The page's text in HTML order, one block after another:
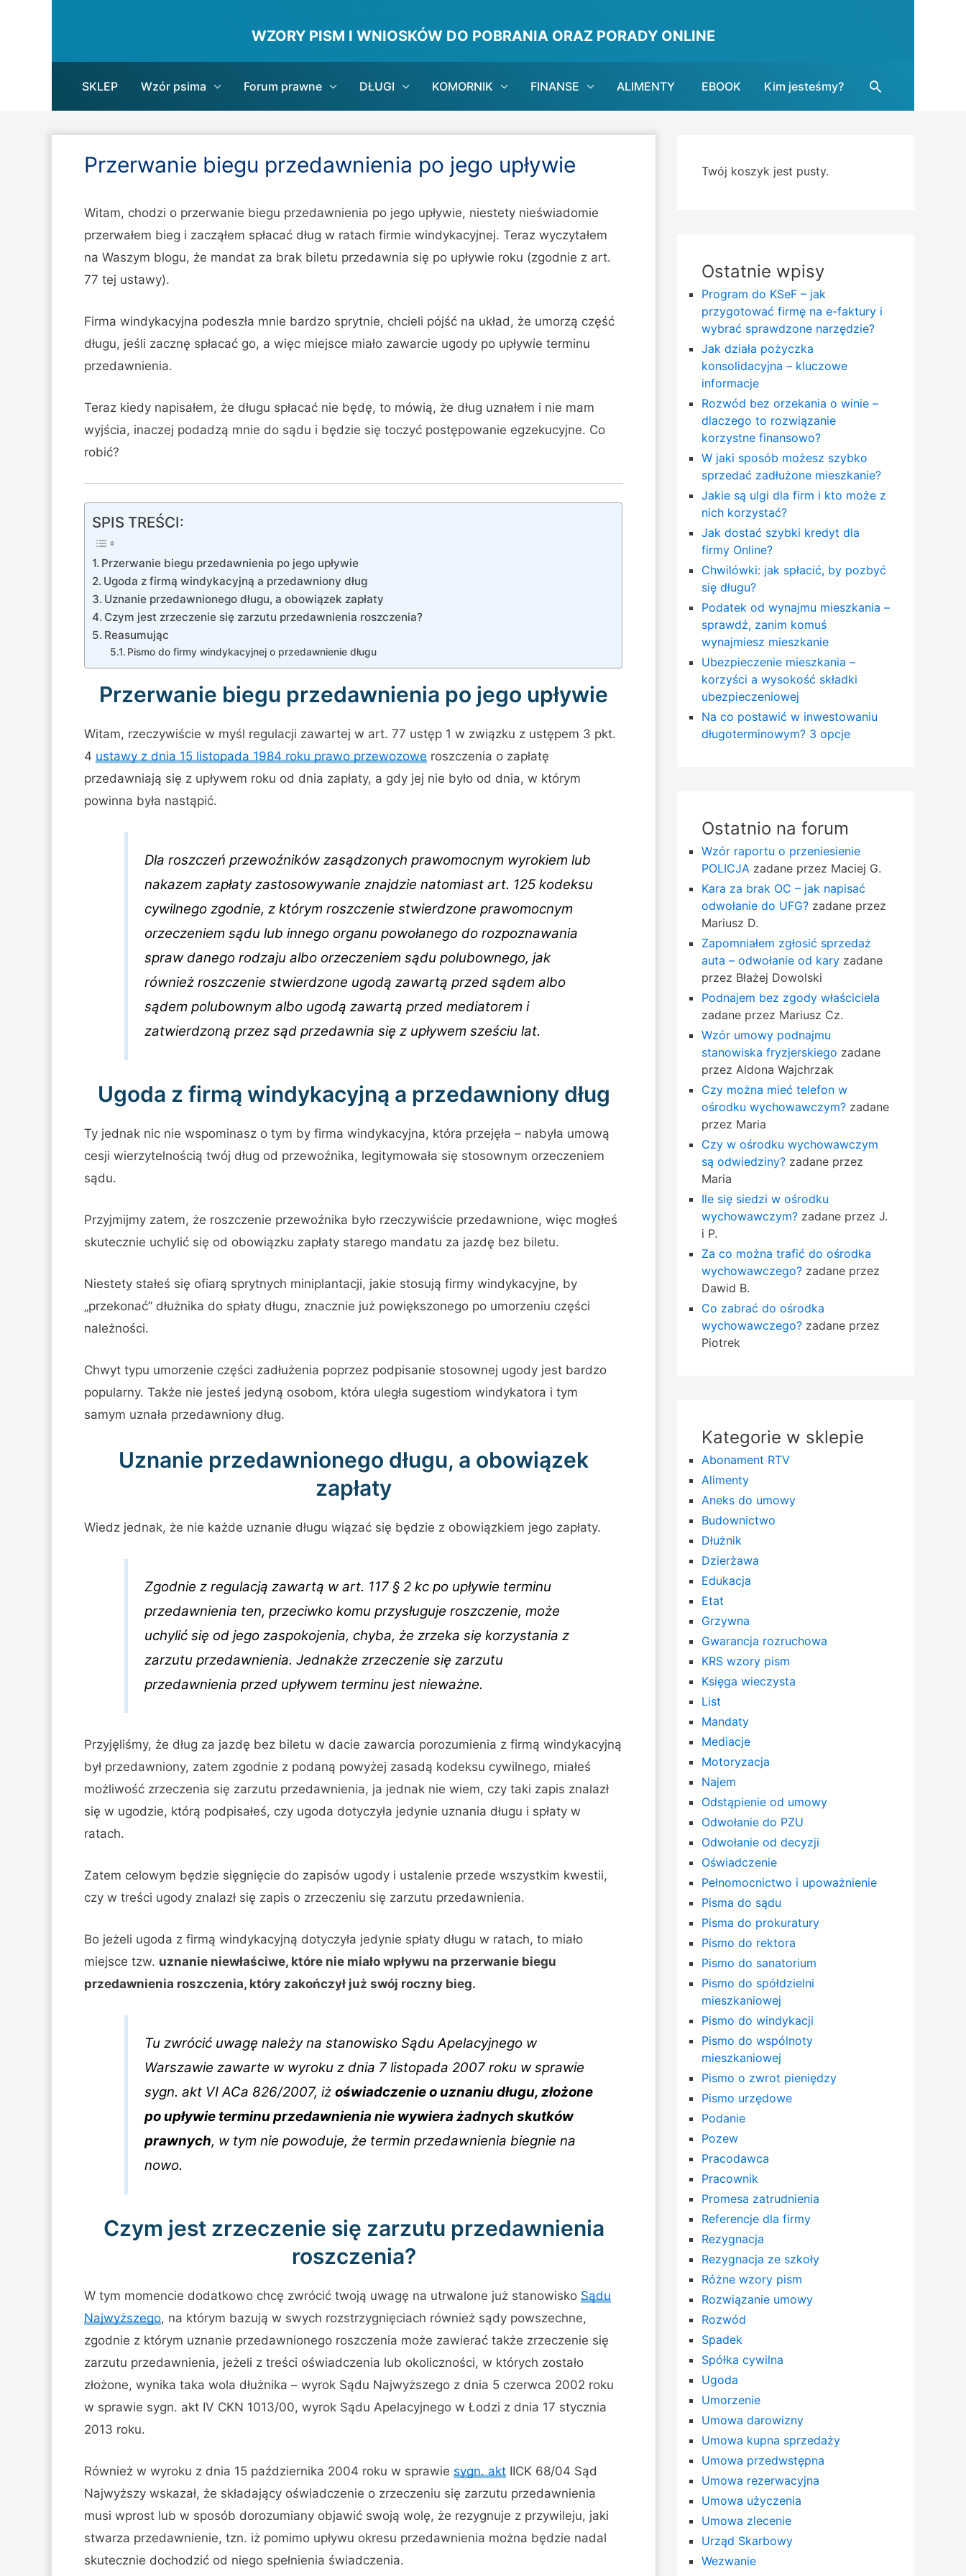
WZORY PISM I WNIOSKÓW DO POBRANIA ORAZ PORADY ONLINE
SKLEP Wzór psima Forum prawne DŁUGI KOMORNIK FINANSE ALIMENTY EBOOK Kim jesteśmy? Search
Przerwanie biegu przedawnienia po jego upływie
Witam, chodzi o przerwanie biegu przedawnienia po jego upływie, niestety nieświadomie
przerwałem bieg i zacząłem spłacać dług w ratach firmie windykacyjnej. Teraz wyczytałem
na Waszym blogu, że mandat za brak biletu przedawnia się po upływie roku (zgodnie z art.
77 tej ustawy).
Firma windykacyjna podeszła mnie bardzo sprytnie, chcieli pójść na układ, że umorzą część
długu, jeśli zacznę spłacać go, a więc miejsce miało zawarcie ugody po upływie terminu
przedawnienia.
Teraz kiedy napisałem, że długu spłacać nie będę, to mówią, że dług uznałem i nie mam
wyjścia, inaczej podadzą mnie do sądu i będzie się toczyć postępowanie egzekucyjne. Co
robić?
SPIS TREŚCI:
Przerwanie biegu przedawnienia po jego upływie
Ugoda z firmą windykacyjną a przedawniony dług
Uznanie przedawnionego długu, a obowiązek zapłaty
Czym jest zrzeczenie się zarzutu przedawnienia roszczenia?
Reasumując
Pismo do firmy windykacyjnej o przedawnienie długu
Przerwanie biegu przedawnienia po jego upływie
Witam, rzeczywiście w myśl regulacji zawartej w art. 77 ustęp 1 w związku z ustępem 3 pkt.
4 ustawy z dnia 15 listopada 1984 roku prawo przewozowe roszczenia o zapłatę
przedawniają się z upływem roku od dnia zapłaty, a gdy jej nie było od dnia, w którym
powinna była nastąpić.
Dla roszczeń przewoźników zasądzonych prawomocnym wyrokiem lub
nakazem zapłaty zastosowywanie znajdzie natomiast art. 125 kodeksu
cywilnego zgodnie, z którym roszczenie stwierdzone prawomocnym
orzeczeniem sądu lub innego organu powołanego do rozpoznawania
spraw danego rodzaju albo orzeczeniem sądu polubownego, jak
również roszczenie stwierdzone ugodą zawartą przed sądem albo
sądem polubownym albo ugodą zawartą przed mediatorem i
zatwierdzoną przez sąd przedawnia się z upływem sześciu lat.
Ugoda z firmą windykacyjną a przedawniony dług
Ty jednak nic nie wspominasz o tym by firma windykacyjna, która przejęła – nabyła umową
cesji wierzytelnością twój dług od przewoźnika, legitymowała się stosownym orzeczeniem
sądu.
Przyjmijmy zatem, że roszczenie przewoźnika było rzeczywiście przedawnione, więc mogłeś
skutecznie uchylić się od obowiązku zapłaty starego mandatu za jazdę bez biletu.
Niestety stałeś się ofiarą sprytnych miniplantacji, jakie stosują firmy windykacyjne, by
„przekonać” dłużnika do spłaty długu, znacznie już powiększonego po umorzeniu części
należności.
Chwyt typu umorzenie części zadłużenia poprzez podpisanie stosownej ugody jest bardzo
popularny. Także nie jesteś jedyną osobom, która uległa sugestiom windykatora i tym
samym uznała przedawniony dług.
Uznanie przedawnionego długu, a obowiązek
zapłaty
Wiedz jednak, że nie każde uznanie długu wiązać się będzie z obowiązkiem jego zapłaty.
Zgodnie z regulacją zawartą w art. 117 § 2 kc po upływie terminu
przedawnienia ten, przeciwko komu przysługuje roszczenie, może
uchylić się od jego zaspokojenia, chyba, że zrzeka się korzystania z
zarzutu przedawnienia. Jednakże zrzeczenie się zarzutu
przedawnienia przed upływem terminu jest nieważne.
Przyjęliśmy, że dług za jazdę bez biletu w dacie zawarcia porozumienia z firmą windykacyjną
był przedawniony, zatem zgodnie z podaną powyżej zasadą kodeksu cywilnego, miałeś
możliwość zrzeczenia się zarzutu przedawnienia, ja jednak nie wiem, czy taki zapis znalazł
się w ugodzie, którą podpisałeś, czy ugoda dotyczyła jedynie uznania długu i spłaty w
ratach.
Zatem celowym będzie sięgnięcie do zapisów ugody i ustalenie przede wszystkim kwestii,
czy w treści ugody znalazł się zapis o zrzeczeniu się zarzutu przedawnienia.
Bo jeżeli ugoda z firmą windykacyjną dotyczyła jedynie spłaty długu w ratach, to miało
miejsce tzw. uznanie niewłaściwe, które nie miało wpływu na przerwanie biegu
przedawnienia roszczenia, który zakończył już swój roczny bieg.
Tu zwrócić uwagę należy na stanowisko Sądu Apelacyjnego w
Warszawie zawarte w wyroku z dnia 7 listopada 2007 roku w sprawie
sygn. akt VI ACa 826/2007, iż oświadczenie o uznaniu długu, złożone
po upływie terminu przedawnienia nie wywiera żadnych skutków
prawnych, w tym nie powoduje, że termin przedawnienia biegnie na
nowo.
Czym jest zrzeczenie się zarzutu przedawnienia
roszczenia?
W tym momencie dodatkowo chcę zwrócić twoją uwagę na utrwalone już stanowisko Sądu
Najwyższego, na którym bazują w swych rozstrzygnięciach również sądy powszechne,
zgodnie z którym uznanie przedawnionego roszczenia może zawierać także zrzeczenie się
zarzutu przedawnienia, jeżeli z treści oświadczenia lub okoliczności, w których zostało
złożone, wynika taka wola dłużnika – wyrok Sądu Najwyższego z dnia 5 czerwca 2002 roku
w sprawie sygn. akt IV CKN 1013/00, wyrok Sądu Apelacyjnego w Łodzi z dnia 17 stycznia
2013 roku.
Również w wyroku z dnia 15 października 2004 roku w sprawiesygn. akt IICK 68/04 Sąd
Najwyższy wskazał, że składający oświadczenie o zrzeczeniu się zarzutu przedawnienia
musi wprost lub w sposób dorozumiany objawić swoją wolę, że rezygnuje z przywileju, jaki
stwarza przedawnienie, tzn. iż pomimo upływu okresu przedawnienia można będzie nadal
skutecznie dochodzić od niego spełnienia świadczenia.
Twój koszyk jest pusty.
Ostatnie wpisy
Program do KSeF – jak
przygotować firmę na e-faktury i
wybrać sprawdzone narzędzie?
Jak działa pożyczka
konsolidacyjna – kluczowe
informacje
Rozwód bez orzekania o winie –
dlaczego to rozwiązanie
korzystne finansowo?
W jaki sposób możesz szybko
sprzedać zadłużone mieszkanie?
Jakie są ulgi dla firm i kto może z
nich korzystać?
Jak dostać szybki kredyt dla
firmy Online?
Chwilówki: jak spłacić, by pozbyć
się długu?
Podatek od wynajmu mieszkania –
sprawdź, zanim komuś
wynajmiesz mieszkanie
Ubezpieczenie mieszkania –
korzyści a wysokość składki
ubezpieczeniowej
Na co postawić w inwestowaniu
długoterminowym? 3 opcje
Ostatnio na forum
Wzór raportu o przeniesienie
POLICJA zadane przez Maciej G.
Kara za brak OC – jak napisać
odwołanie do UFG? zadane przez
Mariusz D.
Zapomniałem zgłosić sprzedaż
auta – odwołanie od kary zadane
przez Błażej Dowolski
Podnajem bez zgody właściciela
zadane przez Mariusz Cz.
Wzór umowy podnajmu
stanowiska fryzjerskiego zadane
przez Aldona Wajchrzak
Czy można mieć telefon w
ośrodku wychowawczym? zadane
przez Maria
Czy w ośrodku wychowawczym
są odwiedziny? zadane przez
Maria
Ile się siedzi w ośrodku
wychowawczym? zadane przez J.
i P.
Za co można trafić do ośrodka
wychowawczego? zadane przez
Dawid B.
Co zabrać do ośrodka
wychowawczego? zadane przez
Piotrek
Kategorie w sklepie
Abonament RTV
Alimenty
Aneks do umowy
Budownictwo
Dłużnik
Dzierżawa
Edukacja
Etat
Grzywna
Gwarancja rozruchowa
KRS wzory pism
Księga wieczysta
List
Mandaty
Mediacje
Motoryzacja
Najem
Odstąpienie od umowy
Odwołanie do PZU
Odwołanie od decyzji
Oświadczenie
Pełnomocnictwo i upoważnienie
Pisma do sądu
Pisma do prokuratury
Pismo do rektora
Pismo do sanatorium
Pismo do spółdzielni
mieszkaniowej
Pismo do windykacji
Pismo do wspólnoty
mieszkaniowej
Pismo o zwrot pieniędzy
Pismo urzędowe
Podanie
Pozew
Pracodawca
Pracownik
Promesa zatrudnienia
Referencje dla firmy
Rezygnacja
Rezygnacja ze szkoły
Różne wzory pism
Rozwiązanie umowy
Rozwód
Spadek
Spółka cywilna
Ugoda
Umorzenie
Umowa darowizny
Umowa kupna sprzedaży
Umowa przedwstępna
Umowa rezerwacyjna
Umowa użyczenia
Umowa zlecenie
Urząd Skarbowy
Wezwanie